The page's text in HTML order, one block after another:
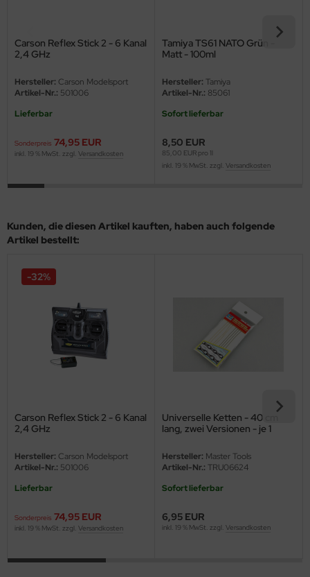
Carson Reflex Stick 2 - 6 Kanal
2,4 GHz
Hersteller: Carson Modelsport
Artikel-Nr.: 501006
Lieferbar
Sonderpreis 74,95 EUR
inkl. 19 % MwSt. zzgl. Versandkosten
Tamiya TS61 NATO Grün -
Matt - 100ml
Hersteller: Tamiya
Artikel-Nr.: 85061
Sofort lieferbar
8,50 EUR
85,00 EUR pro 1l
inkl. 19 % MwSt. zzgl. Versandkosten
Kunden, die diesen Artikel kauften, haben auch folgende
Artikel bestellt:
Carson Reflex Stick 2 - 6 Kanal
2,4 GHz
Hersteller: Carson Modelsport
Artikel-Nr.: 501006
Lieferbar
Sonderpreis 74,95 EUR
-32%
inkl. 19 % MwSt. zzgl. Versandkosten
Universelle Ketten - 40 cm
lang, zwei Versionen - je 1
Hersteller: Master Tools
Artikel-Nr.: TRU06624
Sofort lieferbar
6,95 EUR
inkl. 19 % MwSt. zzgl. Versandkosten
Hobby
Hobbies
Nunu
Field Model
Hobby